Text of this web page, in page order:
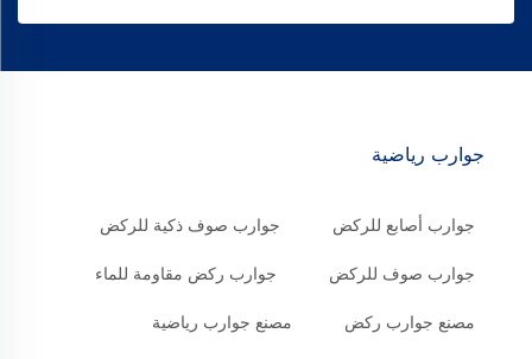
جوارب رياضية
جوارب أصابع للركض جوارب صوف ذكية للركض
جوارب صوف للركض جوارب ركض مقاومة للماء
مصنع جوارب ركض مصنع جوارب رياضية